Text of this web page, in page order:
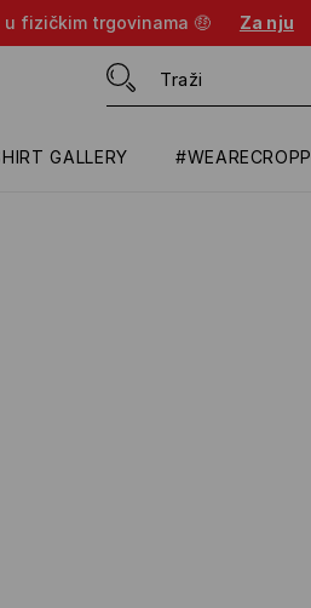
fizičkim trgovinama 🤑 Za nju
GALLERY #WEARECROPP